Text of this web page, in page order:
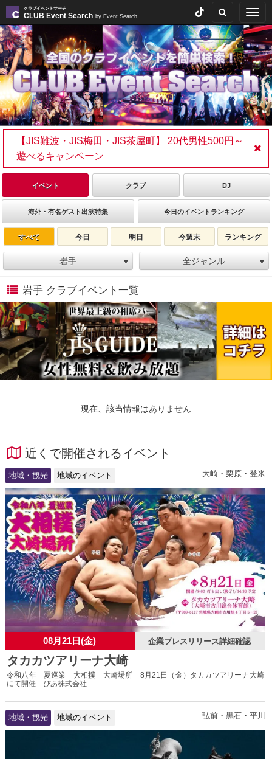
クラブイベントサーチ
CLUB Event Search by Event Search
【JIS難波・JIS梅田・JIS茶屋町】 20代男性500円～
遊べるキャンペーン
イベント クラブ DJ
海外・有名ゲスト出演特集 今日のイベントランキング
すべて 今日 明日 今週末 ランキング
岩手 ▼ 全ジャンル ▼
岩手 クラブイベント一覧
現在、該当情報はありません
近くで開催されるイベント
地域・観光 地域のイベント 大崎・栗原・登米
08月21日(金) 企業プレスリリース詳細確認
タカカツアリーナ大崎
令和八年 夏巡業 大相撲 大崎場所 8月21日（金）タカカツアリーナ大崎
にて開催 ぴあ株式会社
地域・観光 地域のイベント 弘前・黒石・平川